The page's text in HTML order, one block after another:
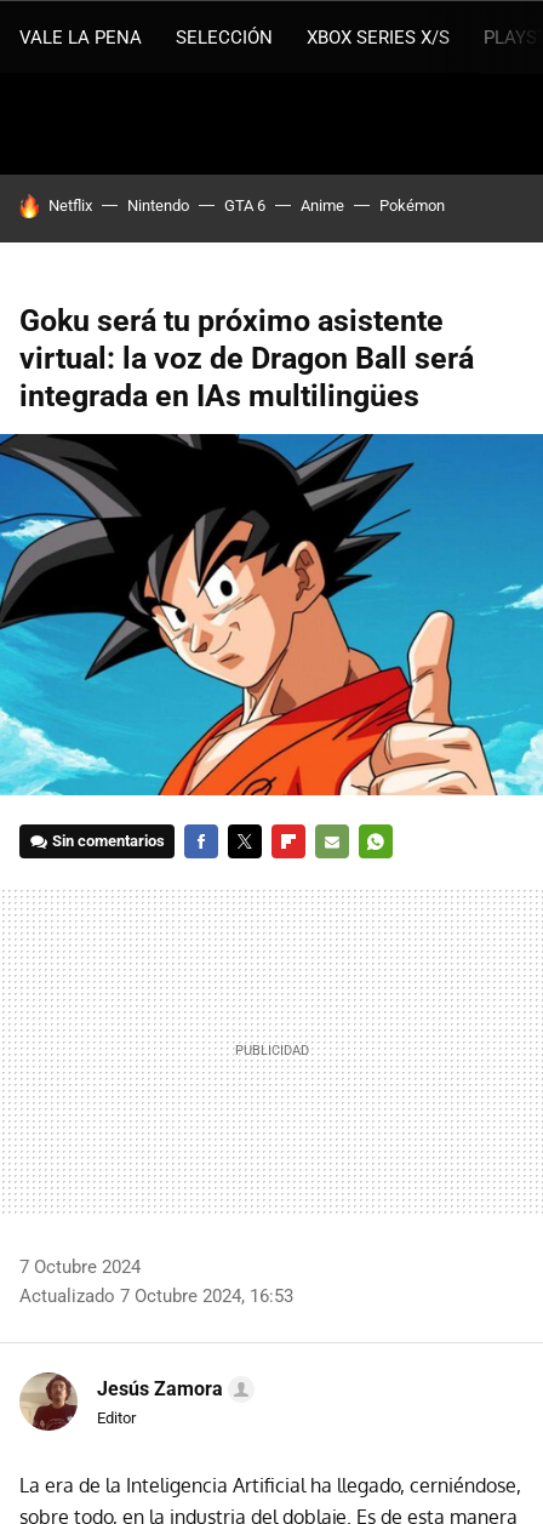
VALE LA PENA SELECCIÓN XBOX SERIES X/S
HOY SE HABLA DE
Netflix Nintendo GTA 6 Anime Pokémon
Goku será tu próximo asistente
virtual: la voz de Dragon Ball será
integrada en IAs multilingües
Sin comentarios
MAIL
7 Octubre 2024
Actualizado 7 Octubre 2024, 16:53
Jesús Zamora
Editor
La era de la Inteligencia Artificial ha llegado, cerniéndose,
sobre todo, en la industria del doblaje. Es de esta manera